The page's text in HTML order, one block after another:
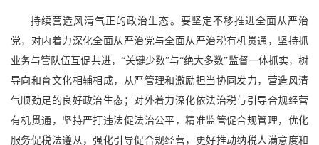
持续营造风清气正的政治生态。要坚定不移推进全面从严治
党，对内着力深化全面从严治党与全面从严治税有机贯通，坚持抓
业务与管队伍互促共进，“关键少数”与“绝大多数”监督一体抓实，树
导向和育文化相辅相成，从严管理和激励担当协同发力，营造风清
气顺劲足的良好政治生态；对外着力深化依法治税与引导合规经营
有机贯通，坚持严打违法促法治公平，精准监管促合规管理，优化
服务促税法遵从，强化引导促合规经营，更好推动纳税人满意度和